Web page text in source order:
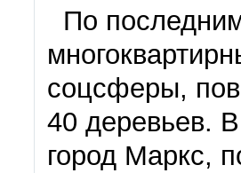
По
соцсферы,
40 деревьев.
город Маркс,